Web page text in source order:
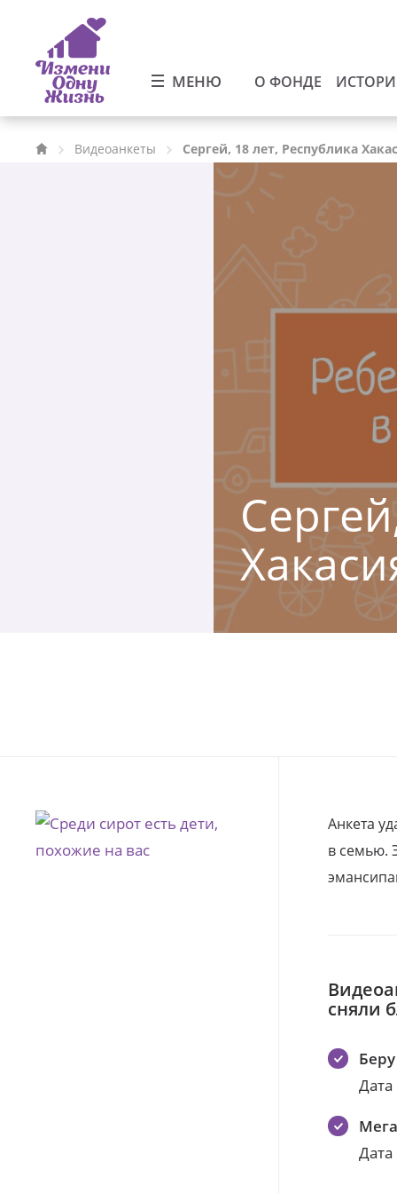
МЕНЮ О ФОНДЕ
Видеоанкеты Сергей, 18 лет, Республика
Анкета
в семью.
сняли
Дата